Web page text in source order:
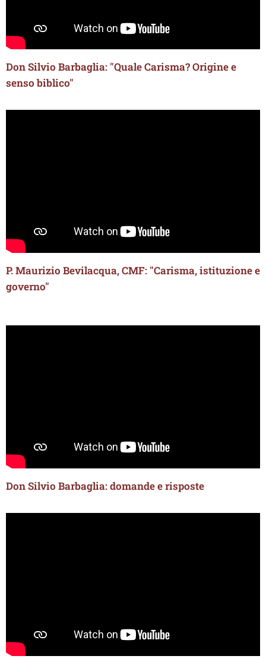
Don Silvio Barbaglia: "Quale Carisma? Origine e
senso biblico"
P. Maurizio Bevilacqua, CMF: "Carisma, istituzione e
governo"
Don Silvio Barbaglia: domande e risposte